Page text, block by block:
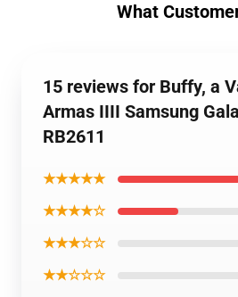
What
15 reviews for Buffy, a
Armas IIII Samsung
RB2611
★★★★★
★★★★☆
★★★☆☆
★★☆☆☆